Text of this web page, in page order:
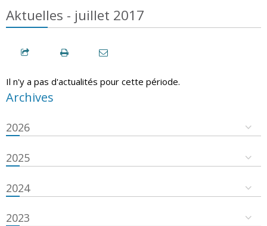
Aktuelles - juillet 2017
Il n'y a pas d'actualités pour cette période.
Archives
2026
2025
2024
2023